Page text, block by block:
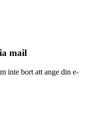
mail
inte bort att ange din e-